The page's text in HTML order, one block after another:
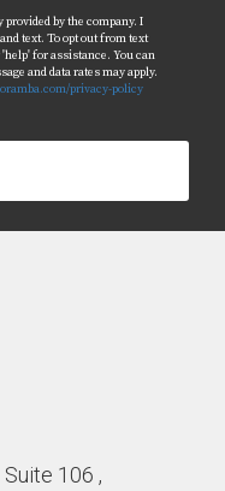
by the company. I
text. To opt out from text
for assistance. You can
and data rates may apply.
privacy-policy
106 ,